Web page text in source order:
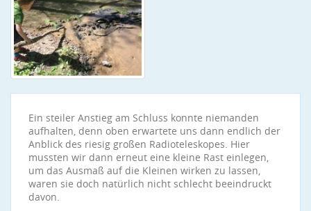
Ein steiler Anstieg am Schluss konnte niemanden
aufhalten, denn oben erwartete uns dann endlich der
Anblick des riesig großen Radioteleskopes. Hier
mussten wir dann erneut eine kleine Rast einlegen,
um das Ausmaß auf die Kleinen wirken zu lassen,
waren sie doch natürlich nicht schlecht beeindruckt
davon.